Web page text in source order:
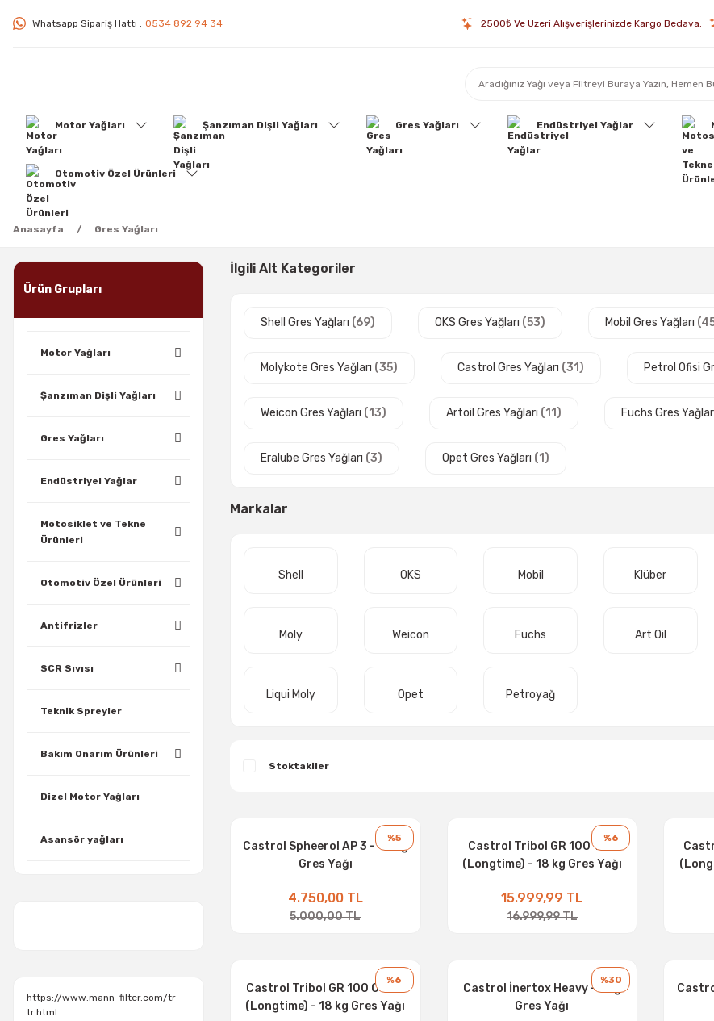
Whatsapp Sipariş Hattı : 0534 892 94 34 2500₺ Ve Üzeri Alışverişlerinizde Kargo Bedava.
Motor Yağları Şanzıman Dişli Yağları Gres Yağları Endüstriyel Yağlar
Otomotiv Özel Ürünleri
Anasayfa Gres Yağları
Ürün Grupları
Motor Yağları
Şanzıman Dişli Yağları
Gres Yağları
Endüstriyel Yağlar
Motosiklet ve Tekne
Ürünleri
Otomotiv Özel Ürünleri
Antifrizler
SCR Sıvısı
Teknik Spreyler
Bakım Onarım Ürünleri
Dizel Motor Yağları
Asansör yağları
https://www.mann-filter.com/tr-
tr.html
İlgili Alt Kategoriler
Shell Gres Yağları (69) OKS Gres Yağları (53) Mobil Gres Yağları
Molykote Gres Yağları (35) Castrol Gres Yağları (31) Petrol Ofisi
Weicon Gres Yağları (13) Artoil Gres Yağları (11) Fuchs Gres
Eralube Gres Yağları (3) Opet Gres Yağları (1)
Markalar
Shell OKS Mobil Klüber
Moly Weicon Fuchs Art Oil
Liqui Moly Opet Petroyağ
Stoktakiler
%5
Castrol Spheerol AP 3 - 18 Kg
Gres Yağı
4.750,00 TL
5.000,00 TL
%6
Castrol Tribol GR 100 1 PD
(Longtime) - 18 kg Gres Yağı
15.999,99 TL
16.999,99 TL
%6
Castrol Tribol GR 100 00 PD
(Longtime) - 18 kg Gres Yağı
%30
Castrol İnertox Heavy - 5 kg
Gres Yağı